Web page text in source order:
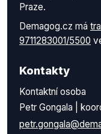
Praze.
Demagog.cz má
9711283001/5500
Kontakty
Kontaktní osoba
Petr Gongala |